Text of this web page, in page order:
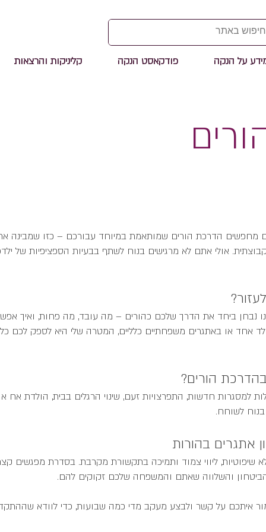
על הנקה פודקאסט הנקה קליניקות והרצאות
מחפשים הדרכת הורים שמותאמת במיוחד עבורכם – כזו שמבינה
אולי אתם לא מרגישים בנוח לשתף בבעיות הספציפיות של
נבחן ביחד את הדרך שלכם כהורים – מה עובד, מה פחות, ואיך
אחד או באתגרים משפחתיים כלליים, המטרה שלי היא לספק לכם
הורים?
למסגרות חדשות, התפרצויות זעם, שינוי הרגלים בבית, הולדת אח
בנוח לשוחח.
אתגרים בהורות
שיפוטיות, ליווי צמוד ותמיכה בתקשורת מקרבת. בסדרת מפגשים
והשלווה שאתם והמשפחה שלכם זקוקים להם.
איתכם על קשר ולבצע מעקב מדי כמה שבועות, כדי לוודא